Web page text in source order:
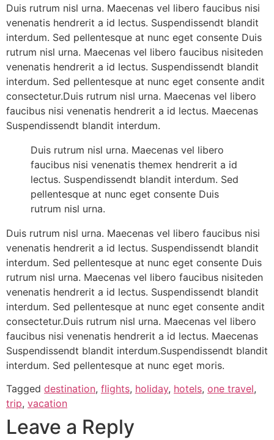
Duis rutrum nisl urna. Maecenas vel libero faucibus nisi
venenatis hendrerit a id lectus. Suspendissendt blandit
interdum. Sed pellentesque at nunc eget consente Duis
rutrum nisl urna. Maecenas vel libero faucibus nisiteden
venenatis hendrerit a id lectus. Suspendissendt blandit
interdum. Sed pellentesque at nunc eget consente andit
consectetur.Duis rutrum nisl urna. Maecenas vel libero
faucibus nisi venenatis hendrerit a id lectus. Maecenas
Suspendissendt blandit interdum.
Duis rutrum nisl urna. Maecenas vel libero
faucibus nisi venenatis themex hendrerit a id
lectus. Suspendissendt blandit interdum. Sed
pellentesque at nunc eget consente Duis
rutrum nisl urna.
Duis rutrum nisl urna. Maecenas vel libero faucibus nisi
venenatis hendrerit a id lectus. Suspendissendt blandit
interdum. Sed pellentesque at nunc eget consente Duis
rutrum nisl urna. Maecenas vel libero faucibus nisiteden
venenatis hendrerit a id lectus. Suspendissendt blandit
interdum. Sed pellentesque at nunc eget consente andit
consectetur.Duis rutrum nisl urna. Maecenas vel libero
faucibus nisi venenatis hendrerit a id lectus. Maecenas
Suspendissendt blandit interdum.Suspendissendt blandit
interdum. Sed pellentesque at nunc eget moris.
Tagged destination, flights, holiday, hotels, one travel,
trip, vacation
Leave a Reply